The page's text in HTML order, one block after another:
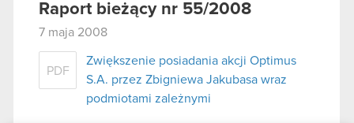
Raport bieżący nr 55/2008
7 maja 2008
PDF
Zwiększenie posiadania akcji Optimus
S.A. przez Zbigniewa Jakubasa wraz
podmiotami zależnymi